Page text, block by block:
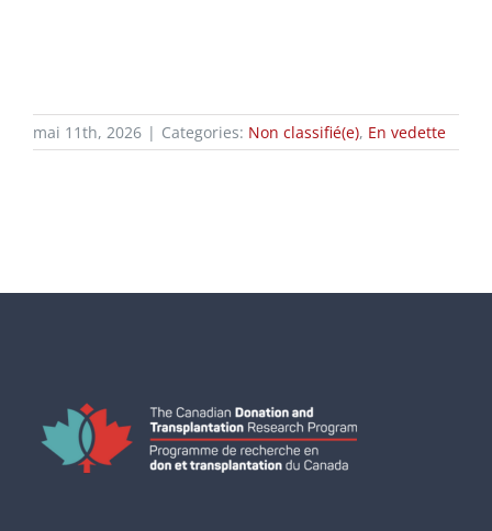
mai 11th, 2026 | Categories: Non classifié(e), En vedette